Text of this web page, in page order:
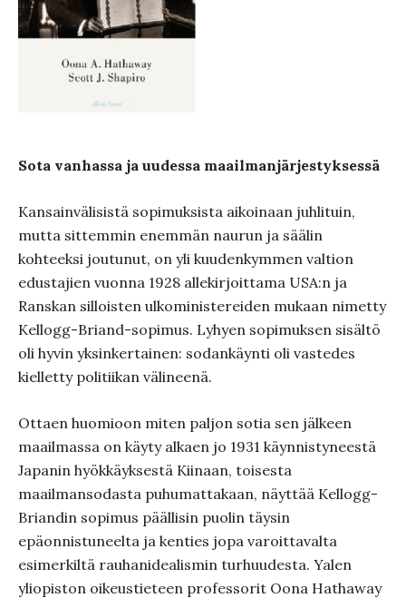
Sota vanhassa ja uudessa maailmanjärjestyksessä
Kansainvälisistä sopimuksista aikoinaan juhlituin,
mutta sittemmin enemmän naurun ja säälin
kohteeksi joutunut, on yli kuudenkymmen valtion
edustajien vuonna 1928 allekirjoittama USA:n ja
Ranskan silloisten ulkoministereiden mukaan nimetty
Kellogg-Briand-sopimus. Lyhyen sopimuksen sisältö
oli hyvin yksinkertainen: sodankäynti oli vastedes
kielletty politiikan välineenä.
Ottaen huomioon miten paljon sotia sen jälkeen
maailmassa on käyty alkaen jo 1931 käynnistyneestä
Japanin hyökkäyksestä Kiinaan, toisesta
maailmansodasta puhumattakaan, näyttää Kellogg-
Briandin sopimus päällisin puolin täysin
epäonnistuneelta ja kenties jopa varoittavalta
esimerkiltä rauhanidealismin turhuudesta. Yalen
yliopiston oikeustieteen professorit Oona Hathaway